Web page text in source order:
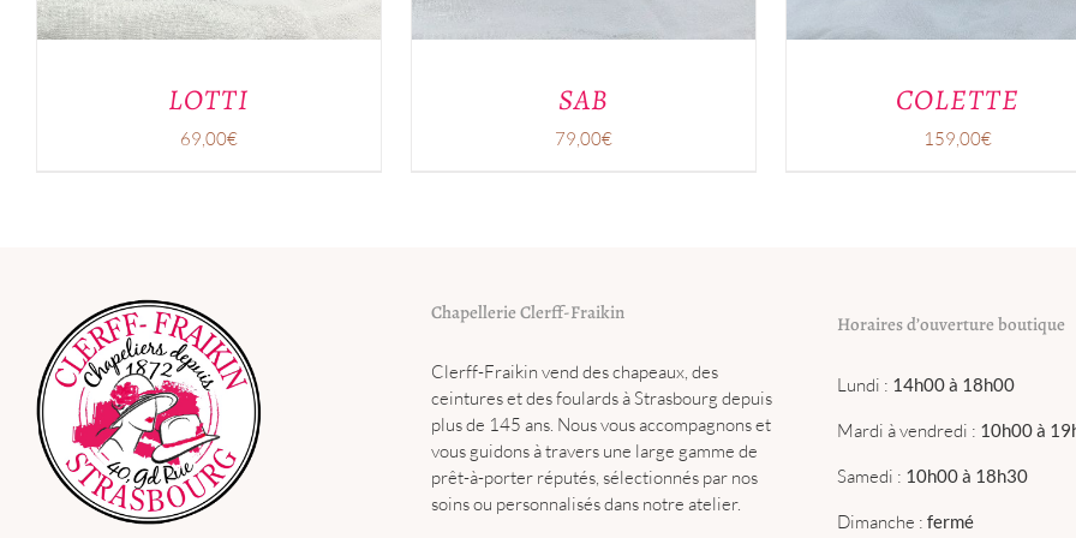
LOTTI
69,00€
CHOISIES
SUR
PAGE
DU
PRODUIT
SAB
79,00€
SUR
PAGE
DU
PRODUIT
COLETTE
159,00€
Chapellerie Clerff-Fraikin
Clerff-Fraikin vend des chapeaux, des
ceintures et des foulards à Strasbourg depuis
plus de 145 ans. Nous vous accompagnons et
vous guidons à travers une large gamme de
prêt-à-porter réputés, sélectionnés par nos
soins ou personnalisés dans notre atelier.
Horaires d’ouverture boutique
Lundi : 14h00 à 18h00
Mardi à vendredi : 10h00 à
Samedi : 10h00 à 18h30
Dimanche : fermé